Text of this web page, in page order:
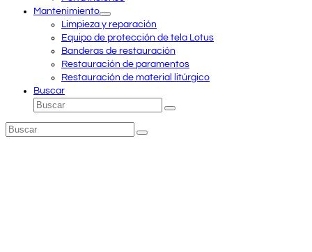
Mantenimiento
Limpieza y reparación
Equipo de protección de tela Lotus
Banderas de restauración
Restauración de paramentos
Restauración de material litúrgico
Buscar
Buscar
Enviar
Buscar
Enviar